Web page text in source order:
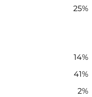
25%
14%
41%
2%